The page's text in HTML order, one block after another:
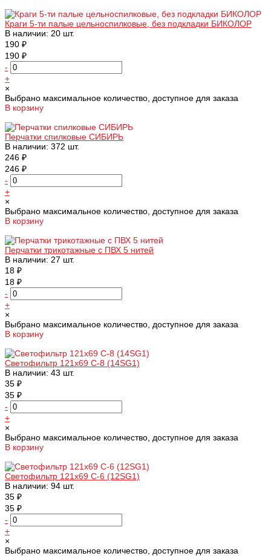
Краги 5-ти палые цельноспилковые, без подкладки БИКОЛОР
В наличии: 20 шт.
190 ₽
190 ₽
-
+
×
Выбрано максимальное количество, доступное для заказа
В корзину
Перчатки спилковые СИБИРЬ
В наличии: 372 шт.
246 ₽
246 ₽
-
+
×
Выбрано максимальное количество, доступное для заказа
В корзину
Перчатки трикотажные с ПВХ 5 нитей
В наличии: 27 шт.
18 ₽
18 ₽
-
+
×
Выбрано максимальное количество, доступное для заказа
В корзину
Светофильтр 121х69 С-8 (14SG1)
В наличии: 43 шт.
35 ₽
35 ₽
-
+
×
Выбрано максимальное количество, доступное для заказа
В корзину
Светофильтр 121х69 С-6 (12SG1)
В наличии: 94 шт.
35 ₽
35 ₽
-
+
×
Выбрано максимальное количество, доступное для заказа